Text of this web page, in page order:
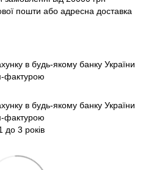
пошти або адресна доставка
в будь-якому банку України
фактурою
в будь-якому банку України
фактурою
до 3 років